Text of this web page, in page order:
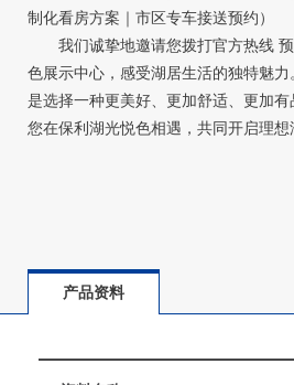
制化看房方案｜市区专车接送预约）
我们诚挚地邀请您拨打官方热线 预
色展示中心，感受湖居生活的独特魅
是选择一种更美好、更加舒适、更加
您在保利湖光悦色相遇，共同开启理想
产品资料